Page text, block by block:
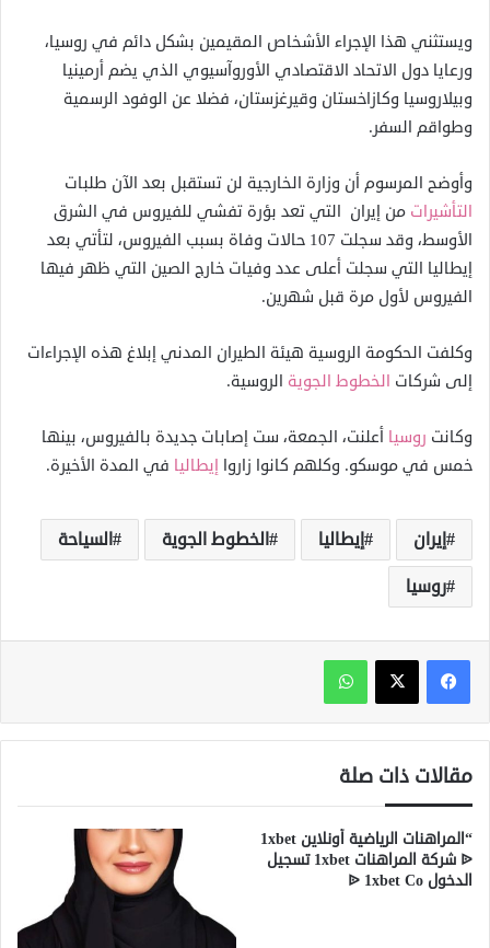
ويستثني هذا الإجراء الأشخاص المقيمين بشكل دائم في روسيا،
ورعايا دول الاتحاد الاقتصادي الأوروآسيوي الذي يضم أرمينيا
وبيلاروسيا وكازاخستان وقيرغزستان، فضلا عن الوفود الرسمية
وطواقم السفر.
وأوضح المرسوم أن وزارة الخارجية لن تستقبل بعد الآن طلبات
التأشيرات من إيران التي تعد بؤرة تفشي للفيروس في الشرق
الأوسط، وقد سجلت 107 حالات وفاة بسبب الفيروس، لتأتي بعد
إيطاليا التي سجلت أعلى عدد وفيات خارج الصين التي ظهر فيها
الفيروس لأول مرة قبل شهرين.
وكلفت الحكومة الروسية هيئة الطيران المدني إبلاغ هذه الإجراءات
إلى شركات الخطوط الجوية الروسية.
وكانت روسيا أعلنت، الجمعة، ست إصابات جديدة بالفيروس، بينها
خمس في موسكو. وكلهم كانوا زاروا إيطاليا في المدة الأخيرة.
إيران إيطاليا الخطوط الجوية
السياحة
روسيا
واتساب
مقالات ذات صلة
“المراهنات الرياضية أونلاين 1xbet
ᐉ شركة المراهنات 1xbet تسجيل
الدخول ᐉ 1xbet Co